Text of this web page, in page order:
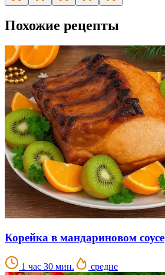
Похожие рецепты
Корейка в мандариновом соусе
1 час 30 мин. средне